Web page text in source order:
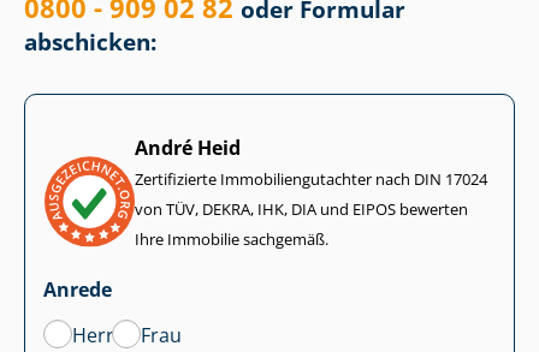
0800 - 909 02 82 oder Formular
abschicken:
André Heid
Zertifizierte Im­mo­bi­li­en­gut­ach­ter nach DIN 17024
von TÜV, DEKRA, IHK, DIA und EIPOS bewerten
Ihre Immobilie sachgemäß.
Anrede
Herr
Frau